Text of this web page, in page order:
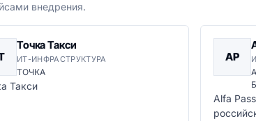
внедрения.
Точка Такси
ИТ-ИНФРАСТРУКТУРА
ТОЧКА
Такси
AP
Alfa